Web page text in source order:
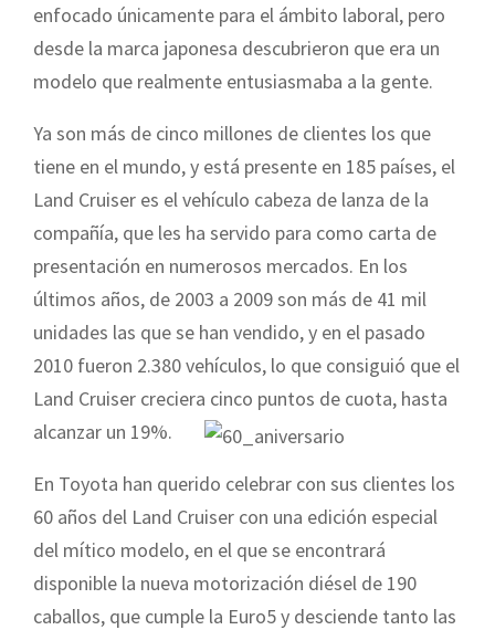
enfocado únicamente para el ámbito laboral, pero
desde la marca japonesa descubrieron que era un
modelo que realmente entusiasmaba a la gente.
Ya son más de cinco millones de clientes los que
tiene en el mundo, y está presente en 185 países, el
Land Cruiser es el vehículo cabeza de lanza de la
compañía, que les ha servido para como carta de
presentación en numerosos mercados. En los
últimos años, de 2003 a 2009 son más de 41 mil
unidades las que se han vendido, y en el pasado
2010 fueron 2.380 vehículos, lo que consiguió que el
Land Cruiser creciera cinco puntos de cuota, hasta
alcanzar un 19%.
En Toyota han querido celebrar con sus clientes los
60 años del Land Cruiser con una edición especial
del mítico modelo, en el que se encontrará
disponible la nueva motorización diésel de 190
caballos, que cumple la Euro5 y desciende tanto las